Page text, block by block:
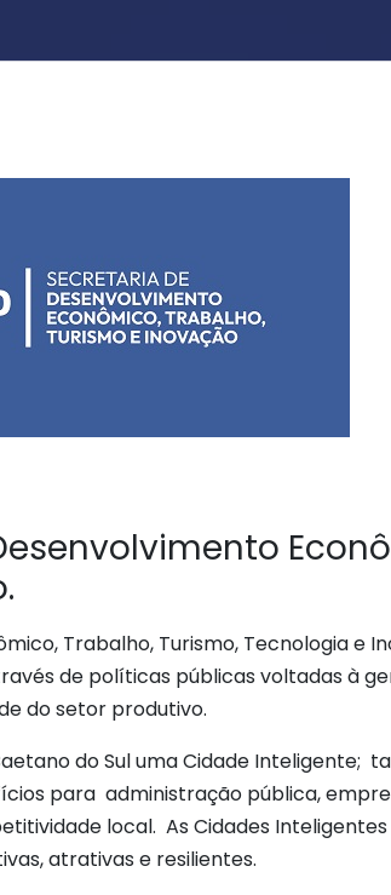
Trabalho, Turismo, Tecnologia e
de políticas públicas voltadas à
do setor produtivo.
do Sul uma Cidade
para administração pública,
local. As Cidades
atrativas e resilientes.